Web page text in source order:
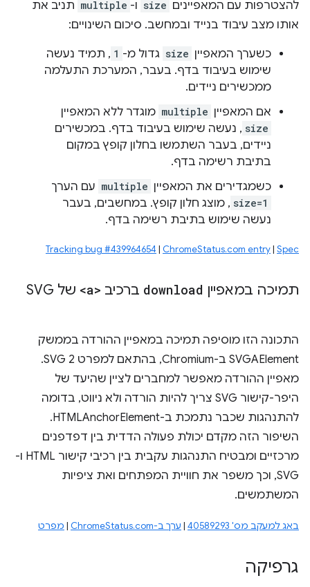
להצטרפות עם המאפיינים size ו- multiple תניב את
אותו מצב עיבוד בנייד ובמחשב. סיכום השינויים:
כשערך המאפיין size גדול מ- 1 , תמיד נעשה
שימוש בעיבוד בדף. בעבר, המערכת התעלמה
ממכשירים ניידים.
אם המאפיין multiple מוגדר ללא המאפיין
size , נעשה שימוש בעיבוד בדף. במכשירים
ניידים, בעבר השתמשו בחלון קופץ במקום
בתיבת רשימה בדף.
כשמגדירים את המאפיין multiple עם הערך
size=1 , מוצג חלון קופץ. במחשבים, בעבר
נעשה שימוש בתיבת רשימה בדף.
Tracking bug #439964654 | ChromeStatus.com entry| Spec
תמיכה במאפיין download ברכיב <a> של SVG
התכונה הזו מוסיפה תמיכה במאפיין ההורדה בממשק
SVGAElement ב-Chromium, בהתאם למפרט SVG 2.
מאפיין ההורדה מאפשר למחברים לציין שהיעד של
היפר-קישור SVG צריך להיות הורדה ולא ניווט, בדומה
להתנהגות שכבר נתמכת ב-HTMLAnchorElement.
השיפור הזה מקדם יכולת פעולה הדדית בין דפדפנים
מרכזיים ומבטיח התנהגות עקבית בין רכיבי קישור HTML ו-
SVG, וכך משפר את חוויית המפתחים ואת ציפיות
המשתמשים.
באג למעקב מס' 40589293 | ערך ב-ChromeStatus.com | מפרט
גרפיקה